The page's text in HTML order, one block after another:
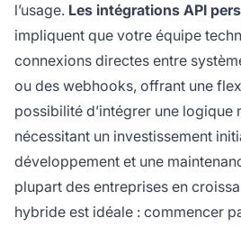
l’usage. Les intégrations API
impliquent que votre équipe
connexions directes entre
ou des webhooks, offrant une
possibilité d’intégrer une logique
nécessitant un investissement
développement et une
plupart des entreprises en
hybride est idéale : commencer